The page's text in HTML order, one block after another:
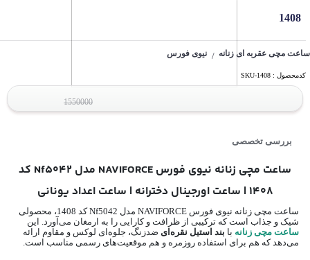
1408
ساعت مچی عقربه ای زنانه / نیوی فورس
کدمحصول : SKU-1408
1550000
بررسی تخصصی
ساعت مچی زنانه نیوی فورس NAVIFORCE مدل Nf5042 کد
1408 | ساعت اورجینال دخترانه | ساعت اعداد یونانی
ساعت مچی زنانه نیوی فورس NAVIFORCE مدل Nf5042 کد 1408، محصولی
شیک و جذاب است که ترکیبی از ظرافت و کارایی را به ارمغان می‌آورد. این
ساعت مچی زنانه با بند استیل نقره‌ای ضدزنگ، جلوه‌ای لوکس و مقاوم ارائه
می‌دهد که هم برای استفاده روزمره و هم موقعیت‌های رسمی مناسب است.